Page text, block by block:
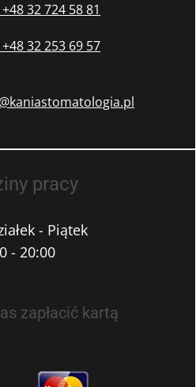
+48 32 724 58 81
+48 32 253 69 57
pracy
- Piątek
- 20:00
zapłacić kartą